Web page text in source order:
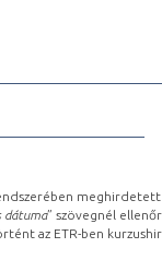
dátuma” szövegnél
az ETR-ben